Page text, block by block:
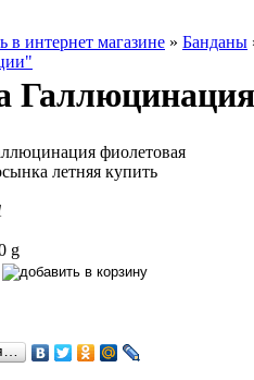
в интернет магазине » Банданы
g